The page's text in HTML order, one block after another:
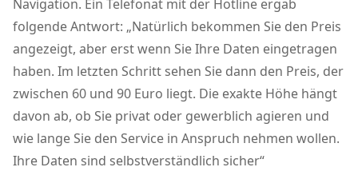
Navigation. Ein Telefonat mit der Hotline ergab
folgende Antwort: „Natürlich bekommen Sie den Preis
angezeigt, aber erst wenn Sie Ihre Daten eingetragen
haben. Im letzten Schritt sehen Sie dann den Preis, der
zwischen 60 und 90 Euro liegt. Die exakte Höhe hängt
davon ab, ob Sie privat oder gewerblich agieren und
wie lange Sie den Service in Anspruch nehmen wollen.
Ihre Daten sind selbstverständlich sicher“